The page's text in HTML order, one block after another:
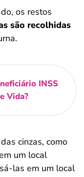
os restos
são recolhidas
INSS
Vida?
cinzas, como
um local
las em um local